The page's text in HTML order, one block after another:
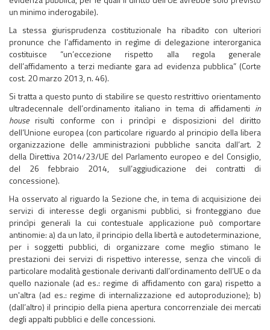
un minimo inderogabile).
La stessa giurisprudenza costituzionale ha ribadito con ulteriori
pronunce che l’affidamento in regìme di delegazione interorganica
costituisce “un’eccezione rispetto alla regola generale
dell’affidamento a terzi mediante gara ad evidenza pubblica” (Corte
cost. 20 marzo 2013, n. 46).
Si tratta a questo punto di stabilire se questo restrittivo orientamento
ultradecennale dell’ordinamento italiano in tema di affidamenti in
houserisulti conforme con i princìpi e disposizioni del diritto
dell’Unione europea (con particolare riguardo al principio della libera
organizzazione delle amministrazioni pubbliche sancita dall’art. 2
della Direttiva 2014/23/UE del Parlamento europeo e del Consiglio,
del 26 febbraio 2014, sull’aggiudicazione dei contratti di
concessione).
Ha osservato al riguardo la Sezione che, in tema di acquisizione dei
servizi di interesse degli organismi pubblici, si fronteggiano due
princìpi generali la cui contestuale applicazione può comportare
antinomie: a) da un lato, il principio della libertà e autodeterminazione,
per i soggetti pubblici, di organizzare come meglio stimano le
prestazioni dei servizi di rispettivo interesse, senza che vincoli di
particolare modalità gestionale derivanti dall’ordinamento dell’UE o da
quello nazionale (ad es.: regime di affidamento con gara) rispetto a
un'altra (ad es.: regime di internalizzazione ed autoproduzione); b)
(dall’altro) il principio della piena apertura concorrenziale dei mercati
degli appalti pubblici e delle concessioni.